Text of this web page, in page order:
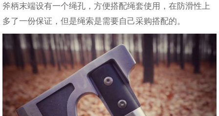
斧柄末端设有一个绳孔，方便搭配绳套使用，在防滑性上
多了一份保证，但是绳索是需要自己采购搭配的。